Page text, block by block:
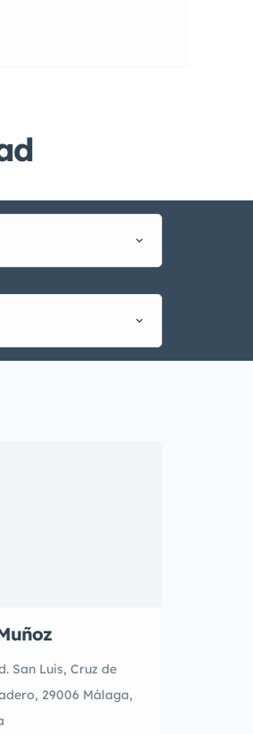
San Luis, Cruz de
29006 Málaga,